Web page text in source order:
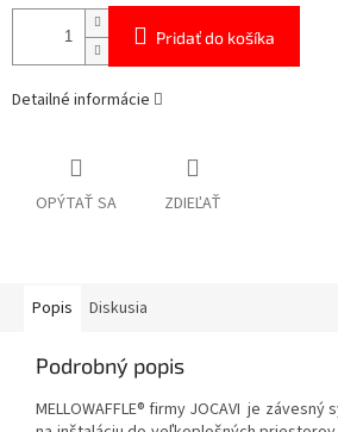
Pridať do košíka
Detailné informácie
OPÝTAŤ SA ZDIEĽAŤ
Popis Diskusia
Podrobný popis
MELLOWAFFLE® firmy JOCAVI je